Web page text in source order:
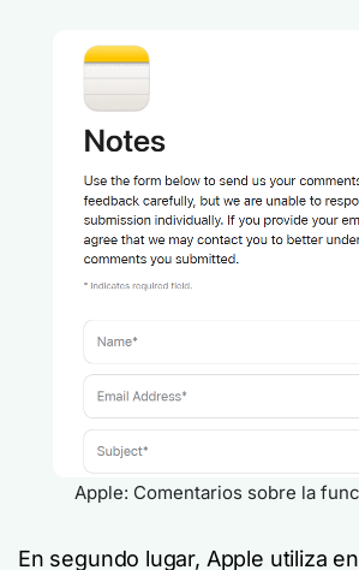
Apple: Comentarios sobre la
En segundo lugar, Apple utiliza